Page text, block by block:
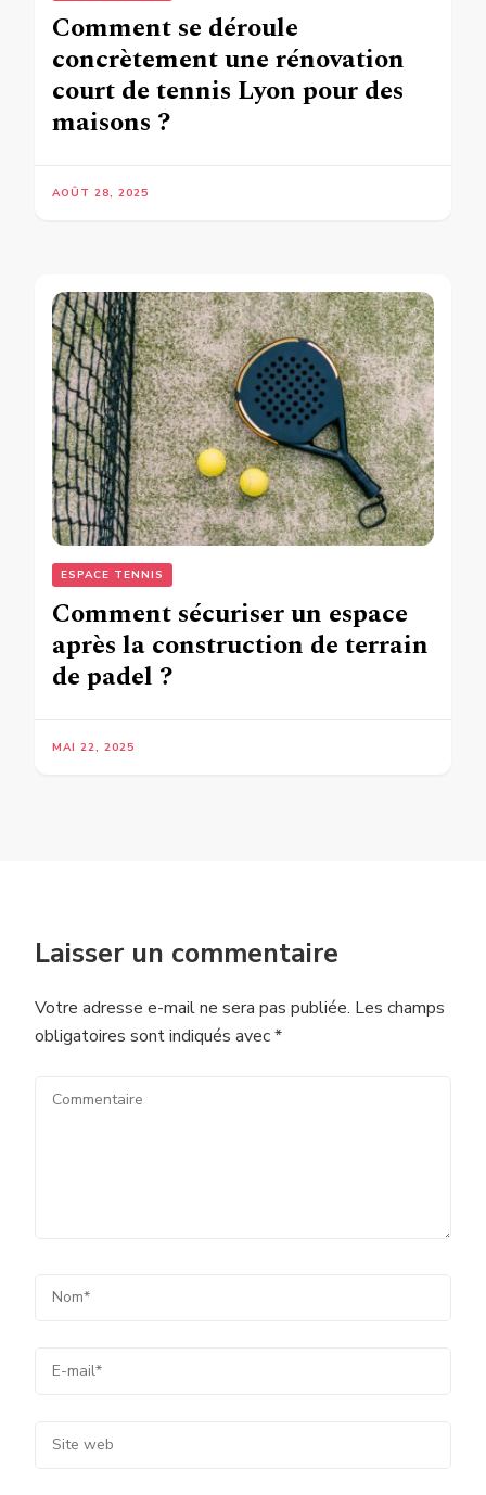
Comment se déroule
concrètement une rénovation
court de tennis Lyon pour des
maisons ?
AOÛT 28, 2025
ESPACE TENNIS
Comment sécuriser un espace
après la construction de terrain
de padel ?
MAI 22, 2025
Laisser un commentaire
Votre adresse e-mail ne sera pas publiée. Les champs
obligatoires sont indiqués avec*